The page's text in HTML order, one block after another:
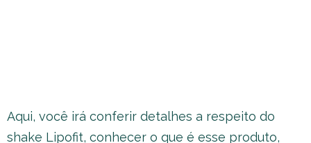
Aqui, você irá conferir detalhes a respeito do
shake Lipofit, conhecer o que é esse produto,